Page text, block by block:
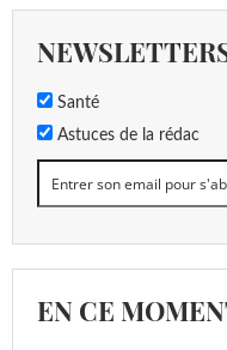
Santé
Astuces de la rédac
EN CE